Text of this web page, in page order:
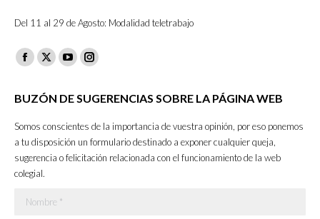
Del 11 al 29 de Agosto: Modalidad teletrabajo
Facebook
opens
new
window
X
opens
new
window
YouTube
opens
new
window
Instagram
opens
in
new
window
BUZÓN DE SUGERENCIAS SOBRE LA PÁGINA WEB
Somos conscientes de la importancia de vuestra opinión, por eso ponemos
a tu disposición un formulario destinado a exponer cualquier queja,
sugerencia o felicitación relacionada con el funcionamiento de la web
colegial.
Nombre *